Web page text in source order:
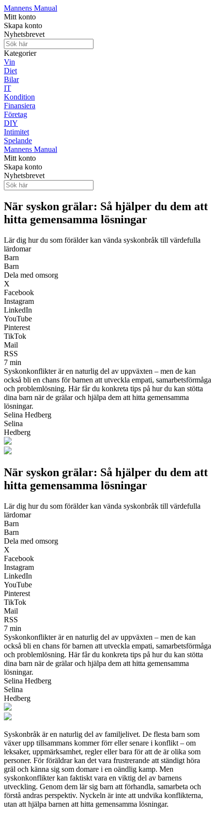
Mannens Manual
Mitt konto
Skapa konto
Nyhetsbrevet
Kategorier
Vin
Diet
Bilar
IT
Kondition
Finansiera
Företag
DIY
Intimitet
Spelande
Mannens Manual
Mitt konto
Skapa konto
Nyhetsbrevet
När syskon grälar: Så hjälper du dem att
hitta gemensamma lösningar
Lär dig hur du som förälder kan vända syskonbråk till värdefulla
lärdomar
Barn
Barn
Dela med omsorg
X
Facebook
Instagram
LinkedIn
YouTube
Pinterest
TikTok
Mail
RSS
7 min
Syskonkonflikter är en naturlig del av uppväxten – men de kan
också bli en chans för barnen att utveckla empati, samarbetsförmåga
och problemlösning. Här får du konkreta tips på hur du kan stötta
dina barn när de grälar och hjälpa dem att hitta gemensamma
lösningar.
Selina Hedberg
Selina
Hedberg
När syskon grälar: Så hjälper du dem att
hitta gemensamma lösningar
Lär dig hur du som förälder kan vända syskonbråk till värdefulla
lärdomar
Barn
Barn
Dela med omsorg
X
Facebook
Instagram
LinkedIn
YouTube
Pinterest
TikTok
Mail
RSS
7 min
Syskonkonflikter är en naturlig del av uppväxten – men de kan
också bli en chans för barnen att utveckla empati, samarbetsförmåga
och problemlösning. Här får du konkreta tips på hur du kan stötta
dina barn när de grälar och hjälpa dem att hitta gemensamma
lösningar.
Selina Hedberg
Selina
Hedberg
Syskonbråk är en naturlig del av familjelivet. De flesta barn som
växer upp tillsammans kommer förr eller senare i konflikt – om
leksaker, uppmärksamhet, regler eller bara för att de är olika som
personer. För föräldrar kan det vara frustrerande att ständigt höra
gräl och känna sig som domare i en oändlig kamp. Men
syskonkonflikter kan faktiskt vara en viktig del av barnens
utveckling. Genom dem lär sig barn att förhandla, samarbeta och
förstå andras perspektiv. Nyckeln är inte att undvika konflikterna,
utan att hjälpa barnen att hitta gemensamma lösningar.